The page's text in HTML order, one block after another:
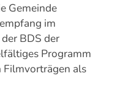
Gemeinde
im
BDS der
Programm
Filmvorträgen als